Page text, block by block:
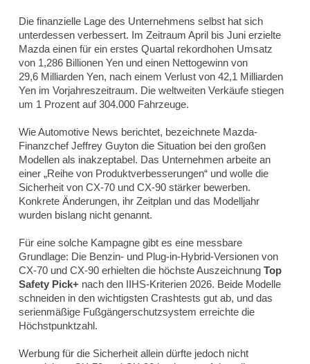
Die finanzielle Lage des Unternehmens selbst hat sich
unterdessen verbessert. Im Zeitraum April bis Juni erzielte
Mazda einen für ein erstes Quartal rekordhohen Umsatz
von 1,286 Billionen Yen und einen Nettogewinn von
29,6 Milliarden Yen, nach einem Verlust von 42,1 Milliarden
Yen im Vorjahreszeitraum. Die weltweiten Verkäufe stiegen
um 1 Prozent auf 304.000 Fahrzeuge.
WieAutomotive News berichtet, bezeichnete Mazda-
Finanzchef Jeffrey Guyton die Situation bei den großen
Modellen als inakzeptabel. Das Unternehmen arbeite an
einer „Reihe von Produktverbesserungen“ und wolle die
Sicherheit von CX-70 und CX-90 stärker bewerben.
Konkrete Änderungen, ihr Zeitplan und das Modelljahr
wurden bislang nicht genannt.
Für eine solche Kampagne gibt es eine messbare
Grundlage: Die Benzin- und Plug-in-Hybrid-Versionen von
CX-70 und CX-90 erhielten die höchste Auszeichnung Top
Safety Pick+ nach den IIHS-Kriterien 2026. Beide Modelle
schneiden in den wichtigsten Crashtests gut ab, und das
serienmäßige Fußgängerschutzsystem erreichte die
Höchstpunktzahl.
Werbung für die Sicherheit allein dürfte jedoch nicht